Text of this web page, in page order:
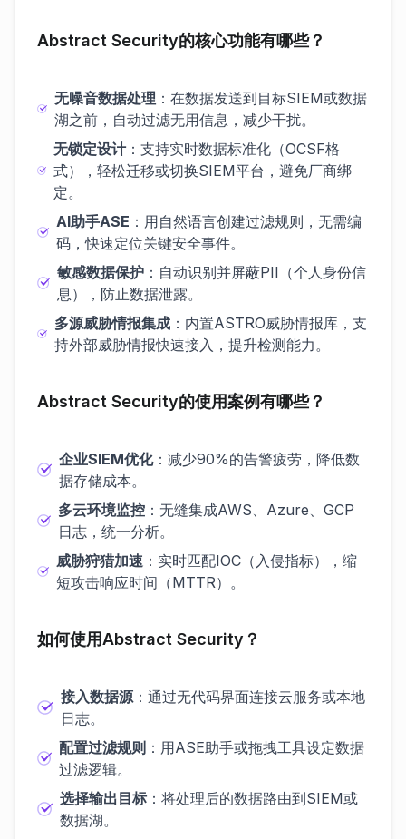
Abstract Security的核心功能有哪些？
无噪音数据处理 ：在数据发送到目标SIEM或数据
湖之前，自动过滤无用信息，减少干扰。
无锁定设计：支持实时数据标准化（OCSF格
式），轻松迁移或切换SIEM平台，避免厂商绑
定。
AI助手ASE ：用自然语言创建过滤规则，无需编
码，快速定位关键安全事件。
敏感数据保护：自动识别并屏蔽PII（个人身份信
息），防止数据泄露。
多源威胁情报集成：内置ASTRO威胁情报库，支
持外部威胁情报快速接入，提升检测能力。
Abstract Security的使用案例有哪些？
企业SIEM优化：减少90%的告警疲劳，降低数
据存储成本。
多云环境监控 ：无缝集成AWS、Azure、GCP
日志，统一分析。
威胁狩猎加速：实时匹配IOC（入侵指标），缩
短攻击响应时间（MTTR）。
如何使用Abstract Security？
接入数据源：通过无代码界面连接云服务或本地
日志。
配置过滤规则 ：用ASE助手或拖拽工具设定数据
过滤逻辑。
选择输出目标 ：将处理后的数据路由到SIEM或
数据湖。